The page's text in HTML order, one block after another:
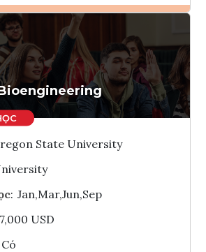
Ghi danh
Tham vấn Interlink
State University
: Jan,Mar,Jun,Sep
USD
Có